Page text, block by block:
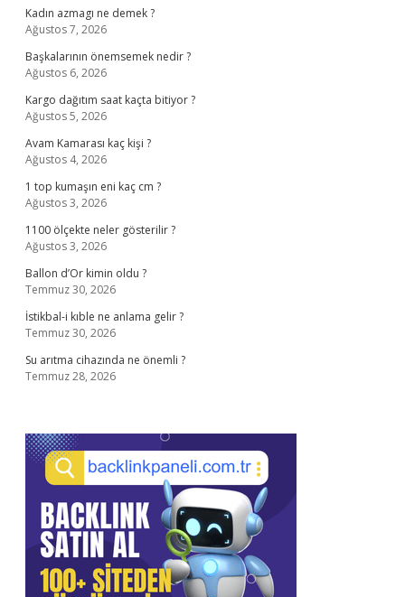
Kadın azmagı ne demek ?
Ağustos 7, 2026
Başkalarının önemsemek nedir ?
Ağustos 6, 2026
Kargo dağıtım saat kaçta bitiyor ?
Ağustos 5, 2026
Avam Kamarası kaç kişi ?
Ağustos 4, 2026
1 top kumaşın eni kaç cm ?
Ağustos 3, 2026
1100 ölçekte neler gösterilir ?
Ağustos 3, 2026
Ballon d’Or kimin oldu ?
Temmuz 30, 2026
İstikbal-i kıble ne anlama gelir ?
Temmuz 30, 2026
Su arıtma cihazında ne önemli ?
Temmuz 28, 2026